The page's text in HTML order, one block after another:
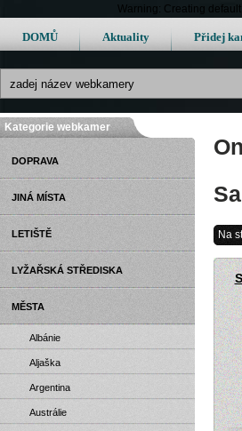
Warning: Creating
DOMŮ Aktuality Přidej
Na
Kategorie webkamer
DOPRAVA
JINÁ MÍSTA
LETIŠTĚ
LYŽAŘSKÁ STŘEDISKA
MĚSTA
Albánie
Aljaška
Argentina
Austrálie